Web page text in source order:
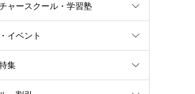
ャースクール・学習塾
イベント
集